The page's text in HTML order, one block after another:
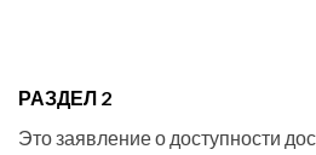
РАЗДЕЛ 2
Это заявление о доступности